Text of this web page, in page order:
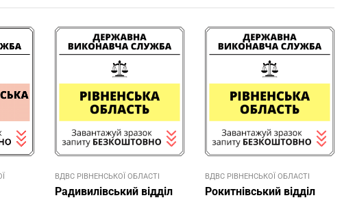
ВДВС РІВНЕНСЬКОЇ ОБЛАСТІ
Радивилівський відділ
ВДВС РІВНЕНСЬКОЇ ОБЛАСТІ
Рокитнівський відділ